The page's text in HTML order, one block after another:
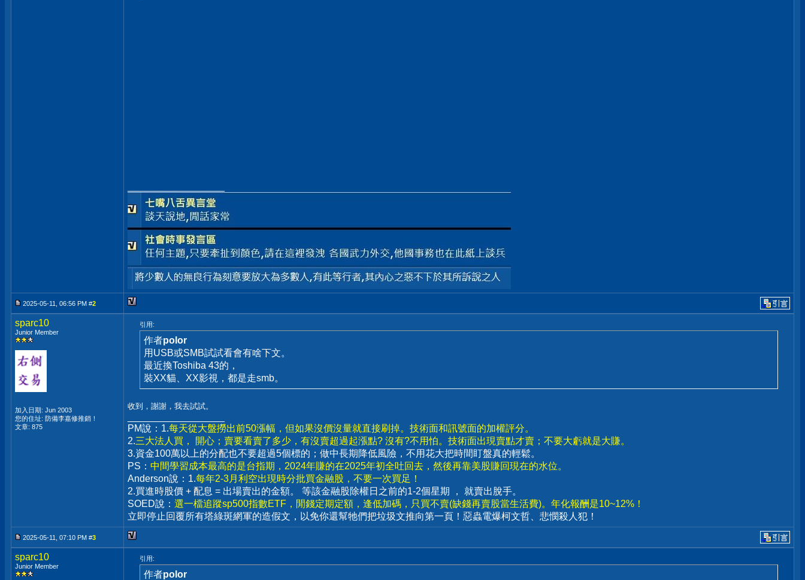
2025-05-11, 06:56 PM #2
sparc10
Junior Member
加入日期: Jun 2003
您的住址: 防備李嘉修推銷！
文章: 875
引用:
作者polor
用USB或SMB試試看會有啥下文。
最近換Toshiba 43的，
裝XX貓、XX影視，都是走smb。
收到，謝謝，我去試試。
PM說：1.每天從大盤撈出前50漲幅，但如果沒價沒量就直接刷掉。技術面和訊號面的加權評分。
2.三大法人買， 開心；賣要看賣了多少，有沒賣超過起漲點? 沒有?不用怕。技術面出現賣點才賣；不要大虧就是大賺。
3.資金100萬以上的分配也不要超過5個標的；做中長期降低風險，不用花大把時間盯盤真的輕鬆。
PS： 中間學習成本最高的是台指期，2024年賺的在2025年初全吐回去，然後再靠美股賺回現在的水位。
Anderson說：1.每年2-3月利空出現時分批買金融股，不要一次買足！
2.買進時股價 + 配息 = 出場賣出的金額。 等該金融股除權日之前的1-2個星期 ， 就賣出脫手。
SOED說： 選一檔追蹤sp500指數ETF，閒錢定期定額，逢低加碼，只買不賣(缺錢再賣股當生活費)。年化報酬是10~12%！
立即停止回覆所有塔綠斑網軍的造假文，以免你還幫牠們把垃圾文推向第一頁！惡蟲電爆柯文哲、悲憫殺人犯！
2025-05-11, 07:10 PM #3
sparc10
Junior Member
引用:
作者polor